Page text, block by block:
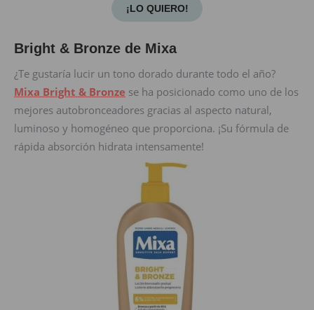
¡LO QUIERO!
Bright & Bronze de Mixa
¿Te gustaría lucir un tono dorado durante todo el año?
Mixa Bright & Bronze se ha posicionado como uno de los
mejores autobronceadores gracias al aspecto natural,
luminoso y homogéneo que proporciona. ¡Su fórmula de
rápida absorción hidrata intensamente!